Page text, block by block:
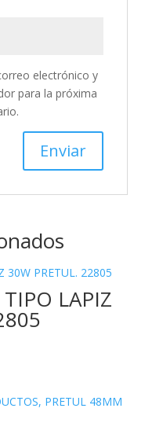
electrónico y
para la próxima
LAPIZ